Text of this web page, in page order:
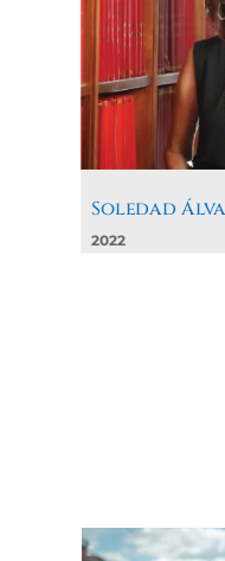
Soledad
2022